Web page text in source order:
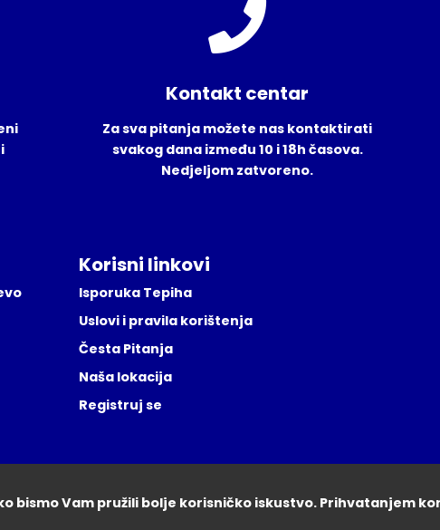
Kontakt centar
Za sva pitanja možete nas kontaktirati
svakog dana između 10 i 18h časova.
Nedjeljom zatvoreno.
Korisni linkovi
Isporuka Tepiha
Uslovi i pravila korištenja
Česta Pitanja
Naša lokacija
Registruj se
bismo Vam pružili bolje korisničko iskustvo. Prihvatanjem